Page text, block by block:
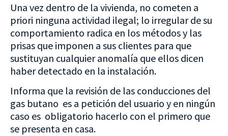
Una vez dentro de la vivienda, no cometen a
priori ninguna actividad ilegal; lo irregular de su
comportamiento radica en los métodos y las
prisas que imponen a sus clientes para que
sustituyan cualquier anomalía que ellos dicen
haber detectado en la instalación.
Informa que la revisión de las conducciones del
gas butano es a petición del usuario y en ningún
caso es obligatorio hacerlo con el primero que
se presenta en casa.